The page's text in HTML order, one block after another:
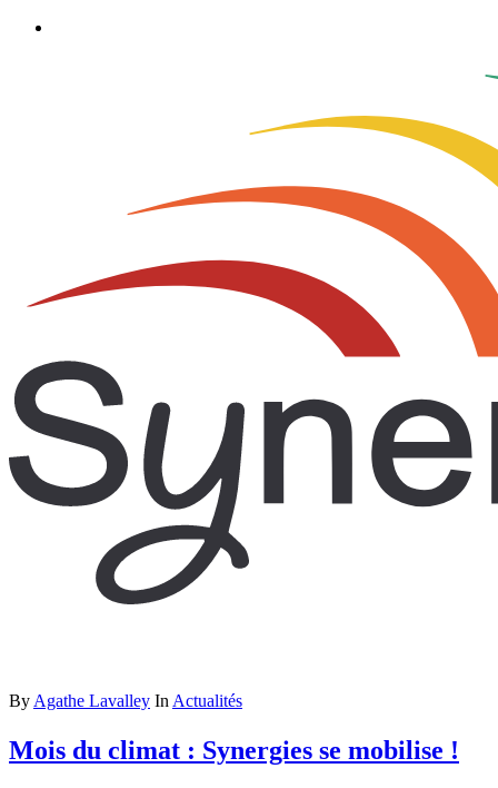
By Agathe Lavalley In Actualités
Mois du climat : Synergies se mobilise !